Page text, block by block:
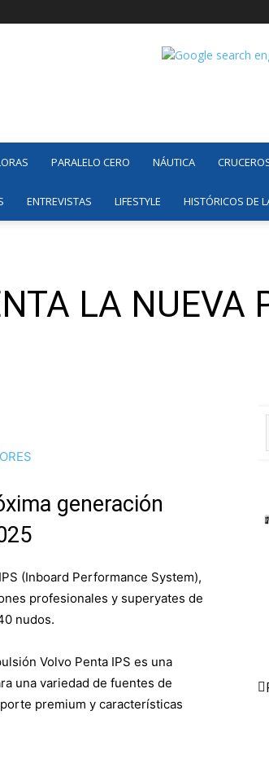
PARALELO CERO NÁUTICA
ENTREVISTAS LIFESTYLE HISTÓRICOS DE
LA NUEVA
generación
(Inboard Performance System),
profesionales y superyates de
nudos.
Volvo Penta IPS es una
una variedad de fuentes de
premium y características